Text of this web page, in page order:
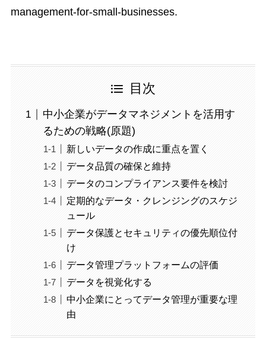
management-for-small-businesses.
目次
中小企業がデータマネジメントを活用す
るための戦略(原題)
新しいデータの作成に重点を置く
データ品質の確保と維持
データのコンプライアンス要件を検討
定期的なデータ・クレンジングのスケジ
ュール
データ保護とセキュリティの優先順位付
け
データ管理プラットフォームの評価
データを視覚化する
中小企業にとってデータ管理が重要な理
由